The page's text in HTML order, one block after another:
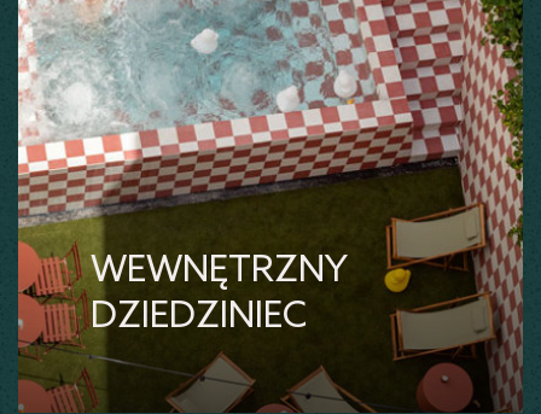
WEWNĘTRZNY
DZIEDZINIEC
Zrelaksowana i orzeźwiająca
atmosfera naszego wewnętrznego